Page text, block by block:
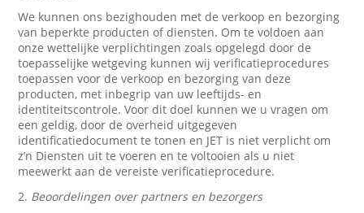
We kunnen ons bezighouden met de verkoop en bezorging
van beperkte producten of diensten. Om te voldoen aan
onze wettelijke verplichtingen zoals opgelegd door de
toepasselijke wetgeving kunnen wij verificatieprocedures
toepassen voor de verkoop en bezorging van deze
producten, met inbegrip van uw leeftijds- en
identiteitscontrole. Voor dit doel kunnen we u vragen om
een geldig, door de overheid uitgegeven
identificatiedocument te tonen en JET is niet verplicht om
z’n Diensten uit te voeren en te voltooien als u niet
meewerkt aan de vereiste verificatieprocedure.
2. Beoordelingen over partners en bezorgers